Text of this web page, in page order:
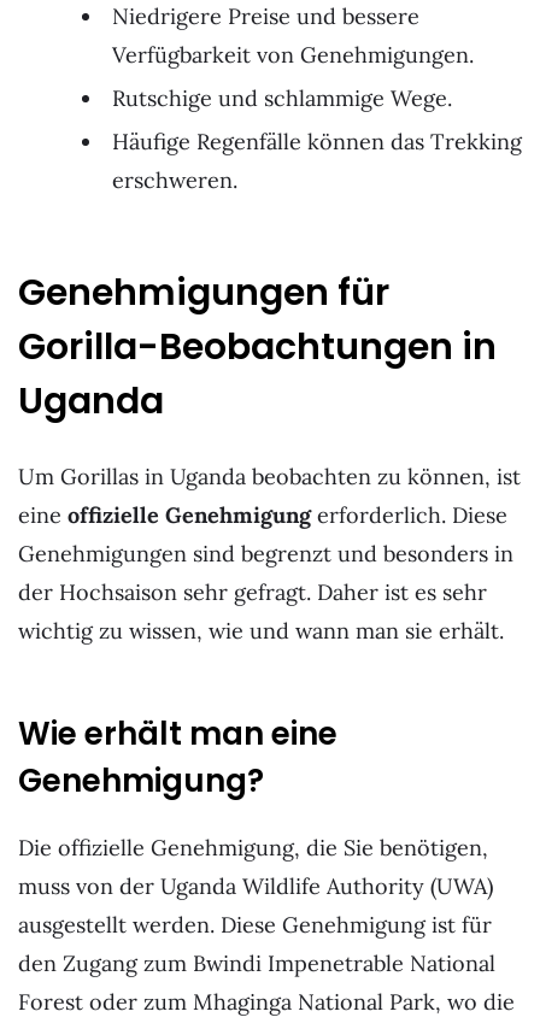
Niedrigere Preise und bessere
Verfügbarkeit von Genehmigungen.
Rutschige und schlammige Wege.
Häufige Regenfälle können das Trekking
erschweren.
Genehmigungen für
Gorilla-Beobachtungen in
Uganda
Um Gorillas in Uganda beobachten zu können, ist
eine offizielle Genehmigungerforderlich. Diese
Genehmigungen sind begrenzt und besonders in
der Hochsaison sehr gefragt. Daher ist es sehr
wichtig zu wissen, wie und wann man sie erhält.
Wie erhält man eine
Genehmigung?
Die offizielle Genehmigung, die Sie benötigen,
muss von der Uganda Wildlife Authority (UWA)
ausgestellt werden. Diese Genehmigung ist für
den Zugang zum Bwindi Impenetrable National
Forest oder zum Mhaginga National Park, wo die